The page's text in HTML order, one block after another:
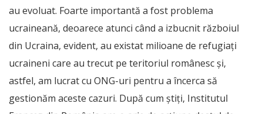
au evoluat. Foarte importantă a fost problema
ucraineană, deoarece atunci când a izbucnit războiul
din Ucraina, evident, au existat milioane de refugiați
ucraineni care au trecut pe teritoriul românesc și,
astfel, am lucrat cu ONG-uri pentru a încerca să
gestionăm aceste cazuri. După cum știți, Institutul